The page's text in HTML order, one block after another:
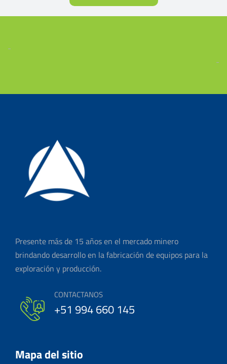
-
-
Presente más de 15 años en el mercado minero
brindando desarrollo en la fabricación de equipos para la
exploración y producción.
CONTACTANOS
+51 994 660 145
Mapa del sitio